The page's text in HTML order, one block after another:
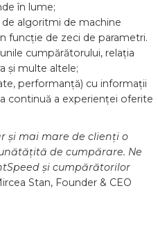
în lume;
de algoritmi de machine
funcție de zeci de parametri.
cumpărătorului, relația
și multe altele;
performanță) cu informații
continuă a experienței oferite
și mai mare de clienți o
de cumpărare. Ne
și cumpărătorilor
Stan, Founder & CEO